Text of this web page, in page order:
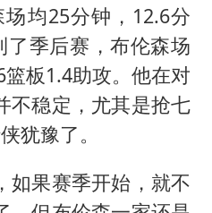
均25分钟，12.6分
了季后赛，布伦森场
板1.4助攻。他在对
不稳定，尤其是抢七
犹豫了。
如果赛季开始，就不